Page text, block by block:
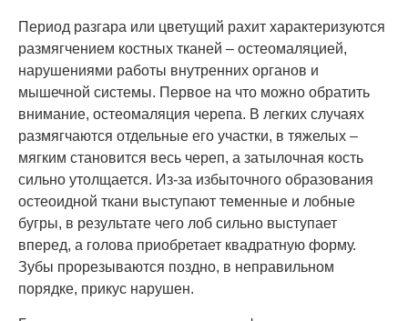
Период разгара или цветущий рахит характеризуются
размягчением костных тканей – остеомаляцией,
нарушениями работы внутренних органов и
мышечной системы. Первое на что можно обратить
внимание, остеомаляция черепа. В легких случаях
размягчаются отдельные его участки, в тяжелых –
мягким становится весь череп, а затылочная кость
сильно утолщается. Из-за избыточного образования
остеоидной ткани выступают теменные и лобные
бугры, в результате чего лоб сильно выступает
вперед, а голова приобретает квадратную форму.
Зубы прорезываются поздно, в неправильном
порядке, прикус нарушен.